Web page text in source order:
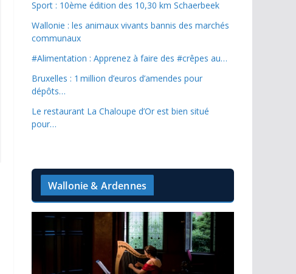
Sport : 10ème édition des 10,30 km Schaerbeek
Wallonie : les animaux vivants bannis des marchés
communaux
#Alimentation : Apprenez à faire des #crêpes au…
Bruxelles : 1 million d’euros d’amendes pour
dépôts…
Le restaurant La Chaloupe d’Or est bien situé
pour…
Wallonie & Ardennes